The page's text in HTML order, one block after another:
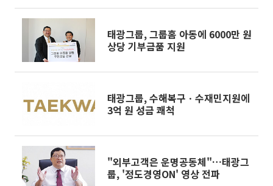
태광그룹, 그룹홈 아동에 6000만 원
상당 기부금품 지원
태광그룹, 수해복구ㆍ수재민지원에
3억 원 성금 쾌척
"외부고객은 운명공동체"…태광그
룹, '정도경영ON' 영상 전파